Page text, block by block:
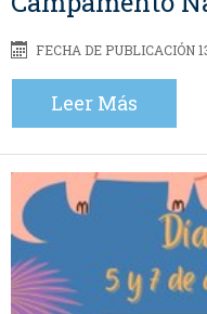
FECHA DE PUBLICACIÓN
Leer Más